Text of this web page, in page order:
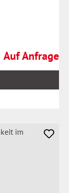
Regulärer Preis:
Auf Anfrage